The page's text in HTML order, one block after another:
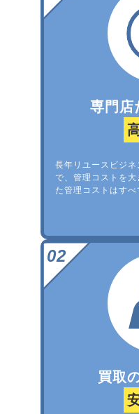
専門店
長年リユースビジ
で、管理コストを
た管理コストはすべ
買取